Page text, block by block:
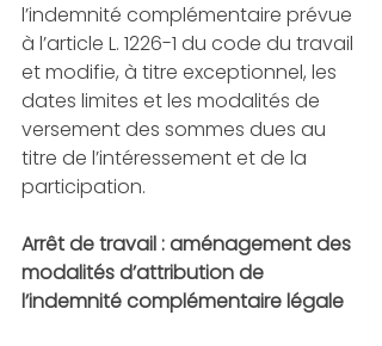
l’indemnité complémentaire prévue
à l’article L. 1226-1 du code du travail
et modifie, à titre exceptionnel, les
dates limites et les modalités de
versement des sommes dues au
titre de l’intéressement et de la
participation.
Arrêt de travail : aménagement des
modalités d’attribution de
l’indemnité complémentaire légale